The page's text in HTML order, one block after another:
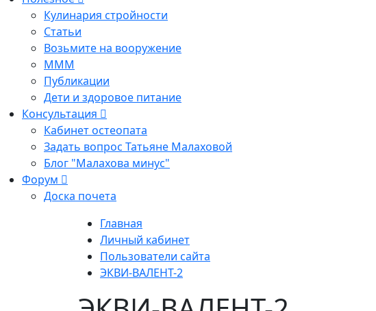
Кулинария стройности
Статьи
Возьмите на вооружение
МММ
Публикации
Дети и здоровое питание
Консультация
Кабинет остеопата
Задать вопрос Татьяне Малаховой
Блог "Малахова минус"
Форум
Доска почета
Главная
Личный кабинет
Пользователи сайта
ЭКВИ-ВАЛЕНТ-2